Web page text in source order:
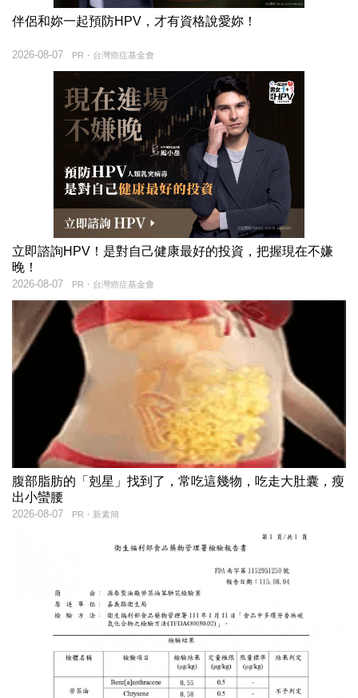
伴侶和妳一起預防HPV，才有資格說愛妳！
PR・台灣癌症基金會
2026-08-07
立即諮詢HPV！是對自己健康最好的投資，把握現在不嫌
晚！
PR・台灣癌症基金會
2026-08-07
腹部脂肪的「剋星」找到了，常吃這幾物，吃走大肚囊，瘦
出小蠻腰
PR・新素簡
2026-08-07